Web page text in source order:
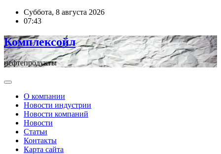
ПерейтиСуббота, 8 августа 2026
07:43
Комплексойл
нефтепродукты
О компании
Новости индустрии
Новости компаний
Новости
Статьи
Контакты
Карта сайта